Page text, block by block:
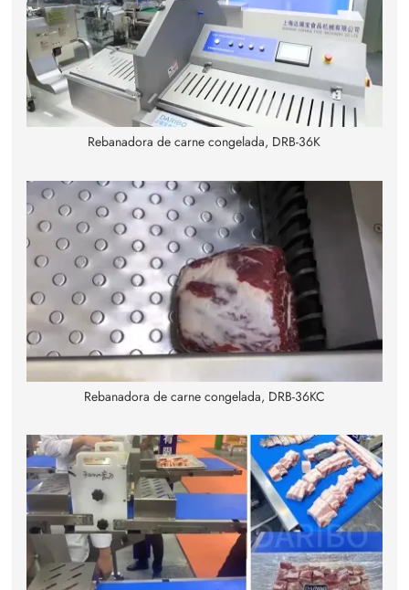
Rebanadora de carne congelada, DRB-36K
Rebanadora de carne congelada, DRB-36KC